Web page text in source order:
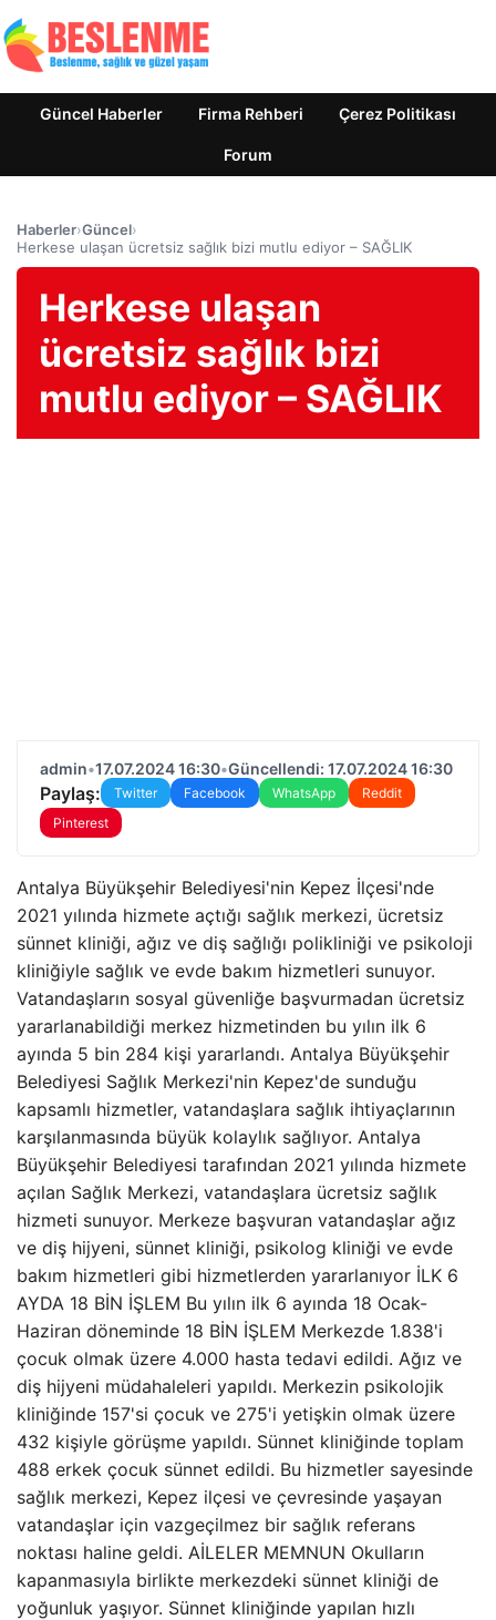
Güncel Haberler Firma Rehberi Çerez Politikası
Forum
Haberler›Güncel›
Herkese ulaşan ücretsiz sağlık bizi mutlu ediyor – SAĞLIK
Herkese ulaşan
ücretsiz sağlık bizi
mutlu ediyor – SAĞLIK
admin•17.07.2024 16:30•Güncellendi: 17.07.2024 16:30
Paylaş: Twitter Facebook WhatsApp
Reddit
Pinterest
Antalya Büyükşehir Belediyesi'nin Kepez İlçesi'nde
2021 yılında hizmete açtığı sağlık merkezi, ücretsiz
sünnet kliniği, ağız ve diş sağlığı polikliniği ve psikoloji
kliniğiyle sağlık ve evde bakım hizmetleri sunuyor.
Vatandaşların sosyal güvenliğe başvurmadan ücretsiz
yararlanabildiği merkez hizmetinden bu yılın ilk 6
ayında 5 bin 284 kişi yararlandı. Antalya Büyükşehir
Belediyesi Sağlık Merkezi'nin Kepez'de sunduğu
kapsamlı hizmetler, vatandaşlara sağlık ihtiyaçlarının
karşılanmasında büyük kolaylık sağlıyor. Antalya
Büyükşehir Belediyesi tarafından 2021 yılında hizmete
açılan Sağlık Merkezi, vatandaşlara ücretsiz sağlık
hizmeti sunuyor. Merkeze başvuran vatandaşlar ağız
ve diş hijyeni, sünnet kliniği, psikolog kliniği ve evde
bakım hizmetleri gibi hizmetlerden yararlanıyor İLK 6
AYDA 18 BİN İŞLEM Bu yılın ilk 6 ayında 18 Ocak-
Haziran döneminde 18 BİN İŞLEM Merkezde 1.838'i
çocuk olmak üzere 4.000 hasta tedavi edildi. Ağız ve
diş hijyeni müdahaleleri yapıldı. Merkezin psikolojik
kliniğinde 157'si çocuk ve 275'i yetişkin olmak üzere
432 kişiyle görüşme yapıldı. Sünnet kliniğinde toplam
488 erkek çocuk sünnet edildi. Bu hizmetler sayesinde
sağlık merkezi, Kepez ilçesi ve çevresinde yaşayan
vatandaşlar için vazgeçilmez bir sağlık referans
noktası haline geldi. AİLELER MEMNUN Okulların
kapanmasıyla birlikte merkezdeki sünnet kliniği de
yoğunluk yaşıyor. Sünnet kliniğinde yapılan hızlı